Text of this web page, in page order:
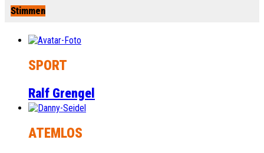
Stimmen
SPORT
Ralf Grengel
ATEMLOS